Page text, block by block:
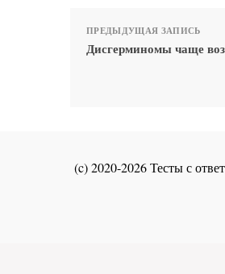
ПРЕДЫДУЩАЯ ЗАПИСЬ
Дисгерминомы чаще
(c) 2020-2026 Тесты с